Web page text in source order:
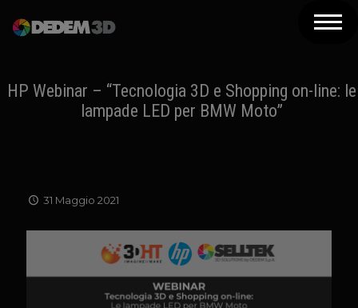
Prodotti
Soluzioni 3D
Assistenza
Newsletter
HP Webinar – “Tecnologia 3D e Shopping on-line: le
lampade LED per BMW Moto”
31 Maggio 2021